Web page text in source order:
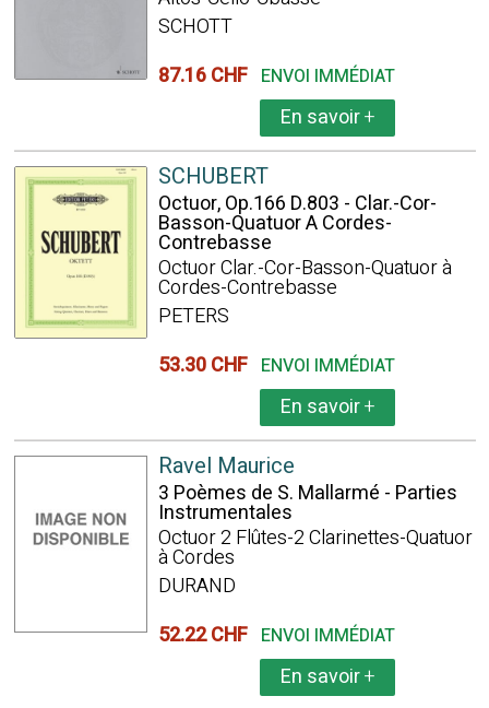
SCHOTT
87.16 CHF ENVOI IMMÉDIAT
En savoir+
SCHUBERT
Octuor, Op.166 D.803 - Clar.-Cor-
Basson-Quatuor A Cordes-
Contrebasse
Octuor Clar.-Cor-Basson-Quatuor à
Cordes-Contrebasse
PETERS
53.30 CHF ENVOI IMMÉDIAT
En savoir+
Ravel Maurice
3 Poèmes de S. Mallarmé - Parties
Instrumentales
Octuor 2 Flûtes-2 Clarinettes-Quatuor
à Cordes
DURAND
52.22 CHF ENVOI IMMÉDIAT
En savoir+